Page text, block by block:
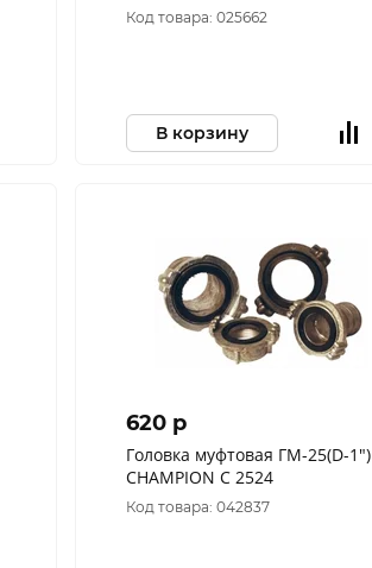
Код товара: 025662
В корзину
620 p
Головка муфтовая ГМ-25(D-1")
CHAMPION C 2524
Код товара: 042837